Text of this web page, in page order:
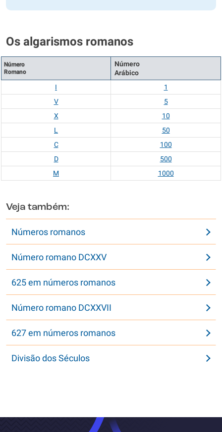
Os algarismos romanos
Número
Romano
Número
Arábico
I
1
V
5
X
10
L
50
C
100
D
500
M
1000
Veja também:
Números romanos
Número romano DCXXV
625 em números romanos
Número romano DCXXVII
627 em números romanos
Divisão dos Séculos